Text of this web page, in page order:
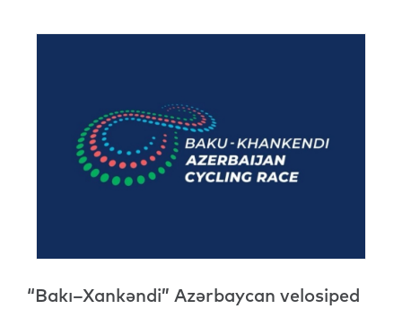
“Bakı–Xankəndi” Azərbaycan velosiped